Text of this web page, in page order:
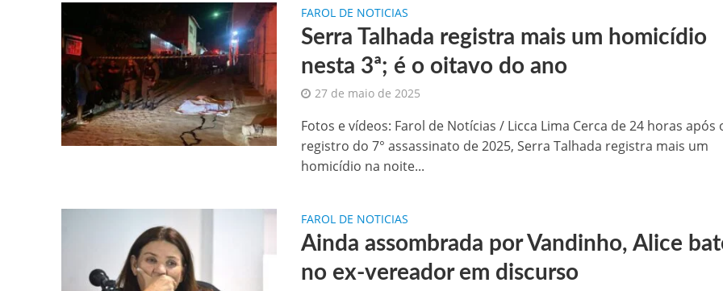
FAROL DE NOTICIAS
Serra Talhada registra mais um homicídio
nesta 3ª; é o oitavo do ano
27 de maio de 2025
Fotos e vídeos: Farol de Notícias / Licca Lima Cerca de 24 horas após
registro do 7° assassinato de 2025, Serra Talhada registra mais um
homicídio na noite...
FAROL DE NOTICIAS
Ainda assombrada por Vandinho, Alice
no ex-vereador em discurso